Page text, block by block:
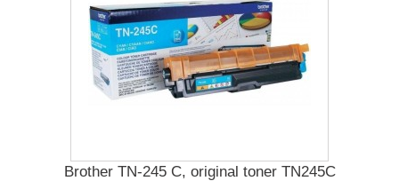
Brother TN-245 C, original toner TN245C